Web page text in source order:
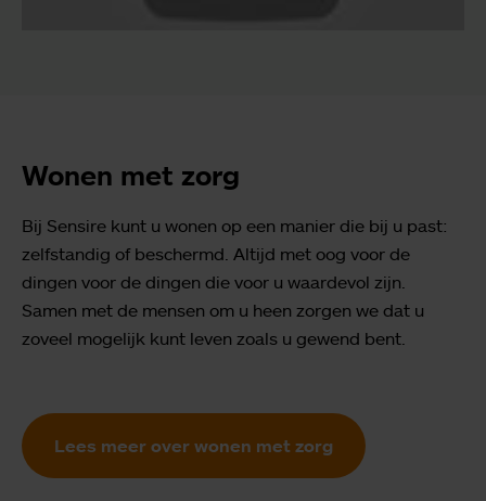
Wonen met zorg
Bij Sensire kunt u wonen op een manier die bij u past:
zelfstandig of beschermd. Altijd met oog voor de
dingen voor de dingen die voor u waardevol zijn.
Samen met de mensen om u heen zorgen we dat u
zoveel mogelijk kunt leven zoals u gewend bent.
Lees meer over wonen met zorg